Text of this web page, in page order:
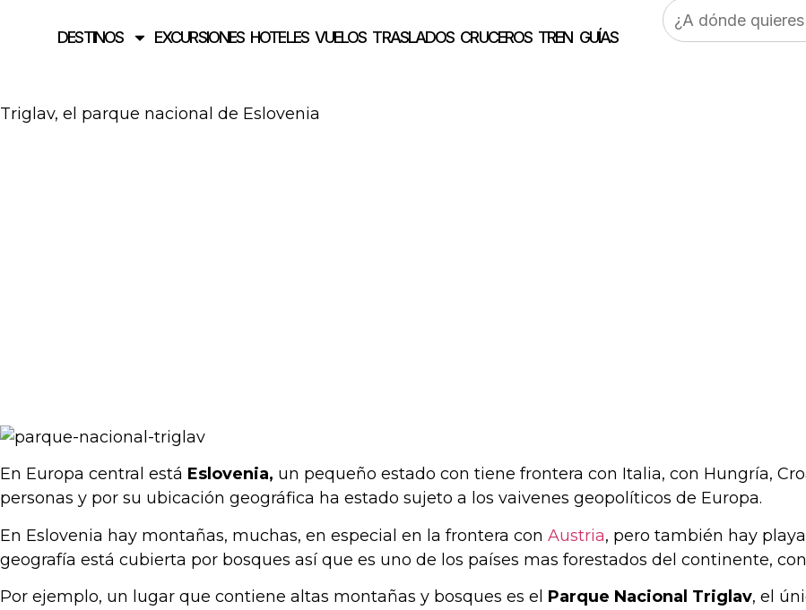
DESTINOS EXCURSIONES HOTELES VUELOS TRASLADOS CRUCEROS TREN GUÍAS
Buscar:
Triglav, el parque nacional de Eslovenia
En Europa central está Eslovenia, un pequeño estado con tiene frontera con Italia, con Hungría,
personas y por su ubicación geográfica ha estado sujeto a los vaivenes geopolíticos de Europa.
En Eslovenia hay montañas, muchas, en especial en la frontera con Austria, pero también hay
geografía está cubierta por bosques así que es uno de los países mas forestados del continente,
Por ejemplo, un lugar que contiene altas montañas y bosques es el Parque Nacional Triglav, el